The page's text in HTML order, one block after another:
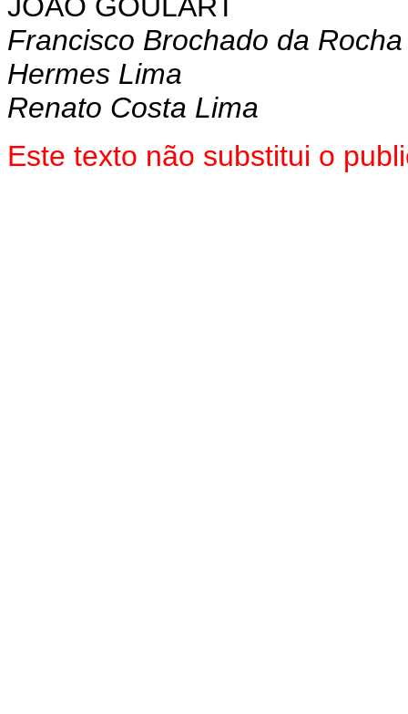
Francisco Brochado da Rocha
Hermes Lima
Renato Costa Lima
Este texto não substitui o